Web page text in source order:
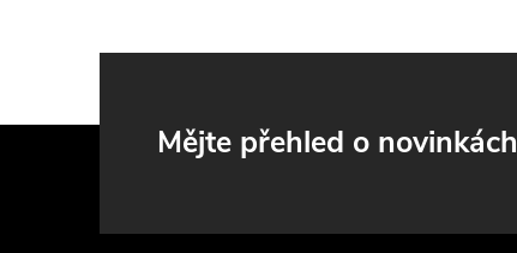
Mějte přehled o novinkách